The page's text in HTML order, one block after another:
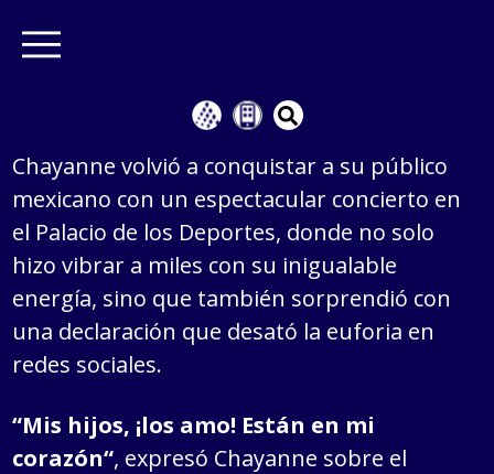
Chayanne volvió a conquistar a su público
mexicano con un espectacular concierto en
el Palacio de los Deportes, donde no solo
hizo vibrar a miles con su inigualable
energía, sino que también sorprendió con
una declaración que desató la euforia en
redes sociales.
“Mis hijos, ¡los amo! Están en mi
corazón“, expresó Chayanne sobre el